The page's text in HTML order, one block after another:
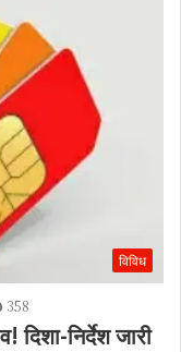
विविध
358
निर्देश जारी